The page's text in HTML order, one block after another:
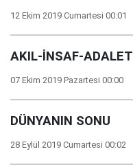
12 Ekim 2019 Cumartesi 00:01
AKIL-İNSAF-ADALET
07 Ekim 2019 Pazartesi 00:00
DÜNYANIN SONU
28 Eylül 2019 Cumartesi 00:02